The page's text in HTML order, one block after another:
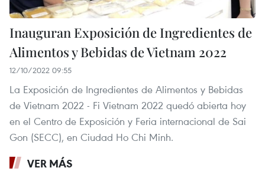
Inauguran Exposición de Ingredientes de
Alimentos y Bebidas de Vietnam 2022
12/10/2022 09:55
La Exposición de Ingredientes de Alimentos y Bebidas
de Vietnam 2022 - Fi Vietnam 2022 quedó abierta hoy
en el Centro de Exposición y Feria internacional de Sai
Gon (SECC), en Ciudad Ho Chi Minh.
VER MÁS